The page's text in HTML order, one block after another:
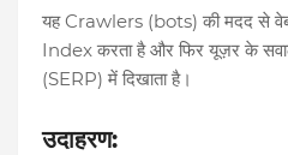
यह Crawlers (bots) की मदद से
Index करता है और फिर यूज़र के
(SERP) में दिखाता है।
उदाहरण: